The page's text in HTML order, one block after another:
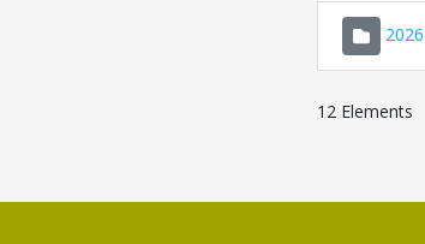
2026
12 Elements